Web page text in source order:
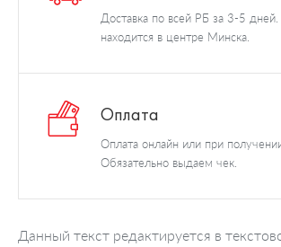
Доставка по всей РБ за 3-5
находится в центре Минска.
Оплата
Оплата онлайн или при
Обязательно выдаем чек.
Данный текст редактируется в